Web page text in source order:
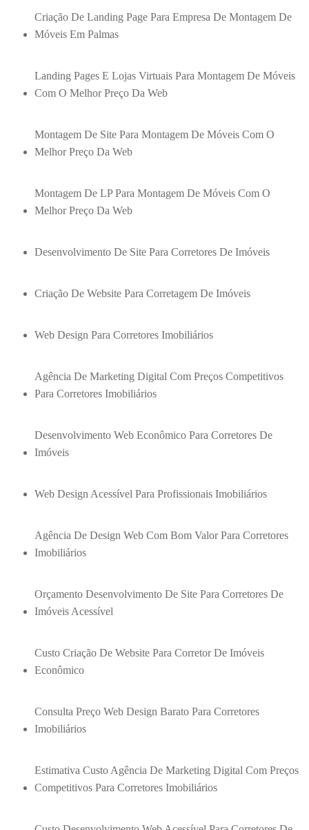
Criação De Landing Page Para Empresa De Montagem De
Móveis Em Palmas
Landing Pages E Lojas Virtuais Para Montagem De Móveis
Com O Melhor Preço Da Web
Montagem De Site Para Montagem De Móveis Com O
Melhor Preço Da Web
Montagem De LP Para Montagem De Móveis Com O
Melhor Preço Da Web
Desenvolvimento De Site Para Corretores De Imóveis
Criação De Website Para Corretagem De Imóveis
Web Design Para Corretores Imobiliários
Agência De Marketing Digital Com Preços Competitivos
Para Corretores Imobiliários
Desenvolvimento Web Econômico Para Corretores De
Imóveis
Web Design Acessível Para Profissionais Imobiliários
Agência De Design Web Com Bom Valor Para Corretores
Imobiliários
Orçamento Desenvolvimento De Site Para Corretores De
Imóveis Acessível
Custo Criação De Website Para Corretor De Imóveis
Econômico
Consulta Preço Web Design Barato Para Corretores
Imobiliários
Estimativa Custo Agência De Marketing Digital Com Preços
Competitivos Para Corretores Imobiliários